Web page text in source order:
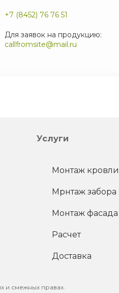
+7 (8452) 76 76 51
Для заявок на продукцию:
callfromsite@mail.ru
Услуги
Монтаж кровли
Мрнтаж забора
Монтаж фасада
Расчет
Доставка
и смежных правах.